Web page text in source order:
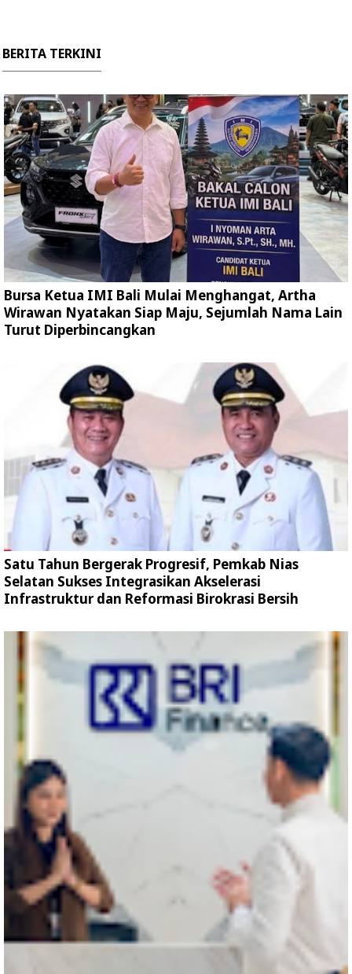
BERITA TERKINI
Bursa Ketua IMI Bali Mulai Menghangat, Artha
Wirawan Nyatakan Siap Maju, Sejumlah Nama Lain
Turut Diperbincangkan
Satu Tahun Bergerak Progresif, Pemkab Nias
Selatan Sukses Integrasikan Akselerasi
Infrastruktur dan Reformasi Birokrasi Bersih